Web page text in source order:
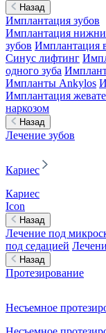
Назад
Имплантация зубов
Имплантация
зубов Имплантация
Синус лифтинг
одного зуба
Импланты Ankylos
Имплантация
наркозом
Назад
Лечение зубов
Кариес
Кариес
Icon
Назад
Лечение под
под седацией
Назад
Протезирование
Несъемное